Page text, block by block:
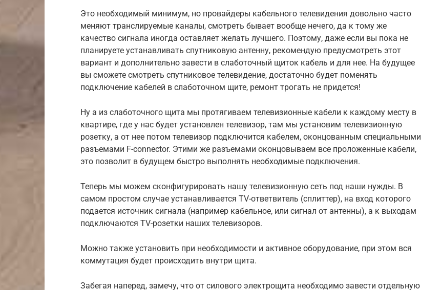
Это необходимый минимум, но провайдеры кабельного телевидения довольно часто
меняют транслируемые каналы, смотреть бывает вообще нечего, да к тому же
качество сигнала иногда оставляет желать лучшего. Поэтому, даже если вы пока не
планируете устанавливать спутниковую антенну, рекомендую предусмотреть этот
вариант и дополнительно завести в слаботочный щиток кабель и для нее. На будущее
вы сможете смотреть спутниковое телевидение, достаточно будет поменять
подключение кабелей в слаботочном щите, ремонт трогать не придется!
Ну а из слаботочного щита мы протягиваем телевизионные кабели к каждому месту в
квартире, где у нас будет установлен телевизор, там мы установим телевизионную
розетку, а от нее потом телевизор подключится кабелем, оконцованным специальными
разъемами F-connector. Этими же разъемами оконцовываем все проложенные кабели,
это позволит в будущем быстро выполнять необходимые подключения.
Теперь мы можем сконфигурировать нашу телевизионную сеть под наши нужды. В
самом простом случае устанавливается TV-ответвитель (сплиттер), на вход которого
подается источник сигнала (например кабельное, или сигнал от антенны), а к выходам
подключаются TV-розетки наших телевизоров.
Можно также установить при необходимости и активное оборудование, при этом вся
коммутация будет происходить внутри щита.
Забегая наперед, замечу, что от силового электрощита необходимо завести отдельную